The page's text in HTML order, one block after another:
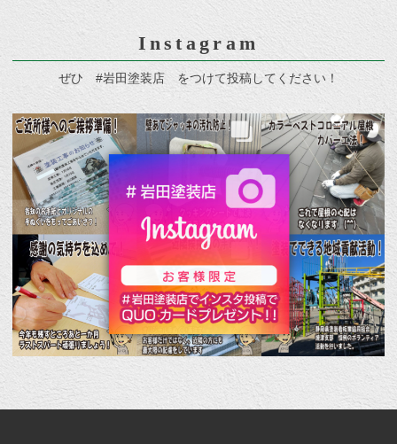
Instagram
ぜひ #岩田塗装店 をつけて投稿してください！